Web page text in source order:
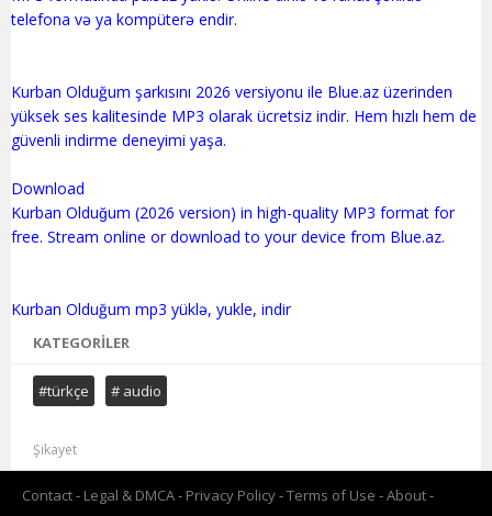
telefona və ya kompüterə endir.
Kurban Olduğum şarkısını 2026 versiyonu ile Blue.az üzerinden
yüksek ses kalitesinde MP3 olarak ücretsiz indir. Hem hızlı hem de
güvenli indirme deneyimi yaşa.
Download
Kurban Olduğum (2026 version) in high-quality MP3 format for
free. Stream online or download to your device from Blue.az.
KATEGORILER
#türkçe # audio
Şikayet
Contact Legal & DMCA Privacy Policy Terms of Use
About